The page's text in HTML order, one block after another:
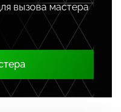
вызова мастера